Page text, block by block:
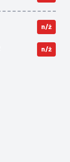
n/ż
n/ż